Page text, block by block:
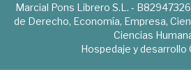
Marcial Pons Librero S.L. -
de Derecho, Economía, Empresa,
Ciencias
Hospedaje y desarrollo